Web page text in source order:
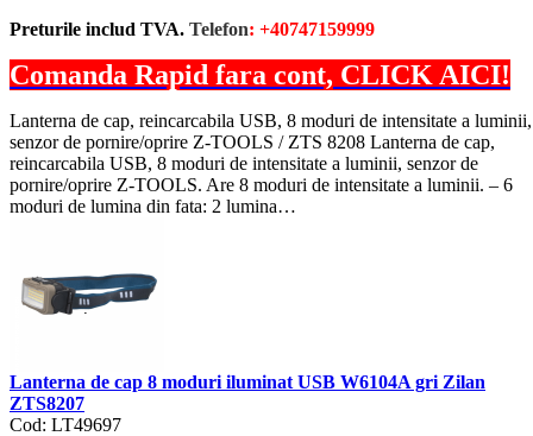
Preturile includ TVA. Telefon: +40747159999
Comanda Rapid fara cont, CLICK AICI!
Lanterna de cap, reincarcabila USB, 8 moduri de intensitate a luminii,
senzor de pornire/oprire Z-TOOLS / ZTS 8208 Lanterna de cap,
reincarcabila USB, 8 moduri de intensitate a luminii, senzor de
pornire/oprire Z-TOOLS. Are 8 moduri de intensitate a luminii. – 6
moduri de lumina din fata: 2 lumina…
Lanterna de cap 8 moduri iluminat USB W6104A gri Zilan
ZTS8207
Cod: LT49697